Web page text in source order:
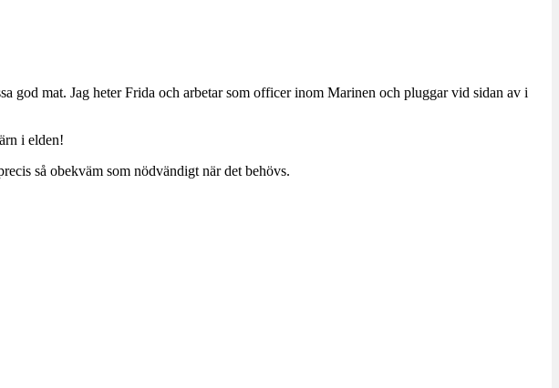
god mat. Jag heter Frida och arbetar som officer inom Marinen och pluggar vid sidan av i
i elden!
så obekväm som nödvändigt när det behövs.